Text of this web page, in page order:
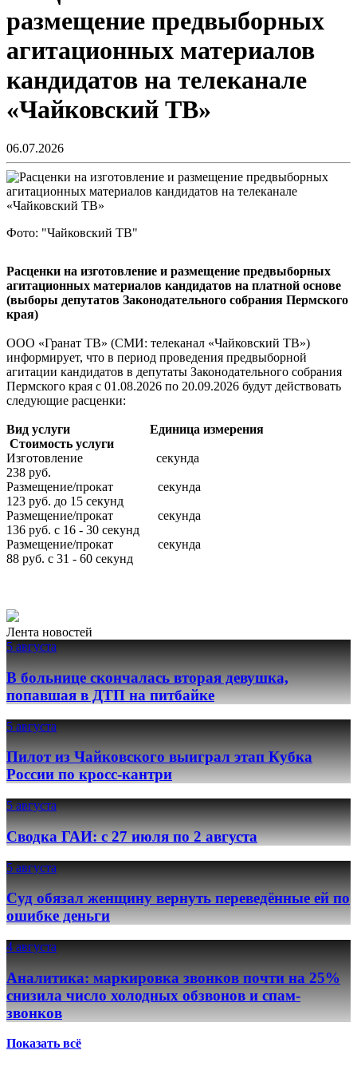
размещение предвыборных
агитационных материалов
кандидатов на телеканале
«Чайковский ТВ»
06.07.2026
Фото: "Чайковский ТВ"
Расценки на изготовление и размещение предвыборных
агитационных материалов кандидатов на платной основе
(выборы депутатов Законодательного собрания Пермского
края)
ООО «Гранат ТВ» (СМИ: телеканал «Чайковский ТВ»)
информирует, что в период проведения предвыборной
агитации кандидатов в депутаты Законодательного собрания
Пермского края с 01.08.2026 по 20.09.2026 будут действовать
следующие расценки:
Вид услуги
Единица измерения
Стоимость услуги
Изготовление секунда
238 руб.
Размещение/прокат секунда
123 руб. до 15 секунд
Размещение/прокат секунда
136 руб. с 16 - 30 секунд
Размещение/прокат секунда
88 руб. с 31 - 60 секунд
Лента новостей
5 августа
В больнице скончалась вторая девушка,
попавшая в ДТП на питбайке
5 августа
Пилот из Чайковского выиграл этап Кубка
России по кросс-кантри
5 августа
Сводка ГАИ: с 27 июля по 2 августа
5 августа
Суд обязал женщину вернуть переведённые ей по
ошибке деньги
4 августа
Аналитика: маркировка звонков почти на 25%
снизила число холодных обзвонов и спам-
звонков
Показать всё